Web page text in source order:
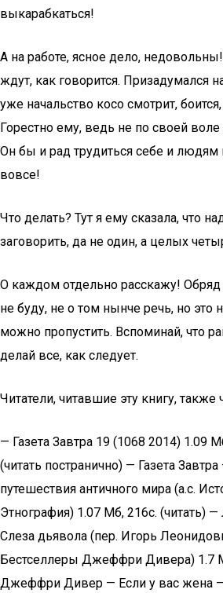
выкарабкаться!
А на работе, ясное дело,
ждут, как говорится. Призадумался
уже начальство косо смотрит,
Горестно ему, ведь не по своей
Он бы и рад трудиться себе и людям
вовсе!
Что делать? Тут я ему сказала, что
заговорить, да не один, а целых
О каждом отдельно расскажу!
не буду, не о том нынче речь, но это
можно пропустить. Вспоминай, что
делай все, как следует.
Читатели, читавшие эту книгу, также
— Газета Завтра 19 (1068 2014) 1.09
(читать постранично) — Газета
путешествия античного мира (а.с.
Этнография) 1.07 Мб, 216с. (читать)
Слеза дьявола (пер. Игорь
Бестселлеры Джеффри Дивера) 1.7
Джеффри Дивер — Если у вас жена